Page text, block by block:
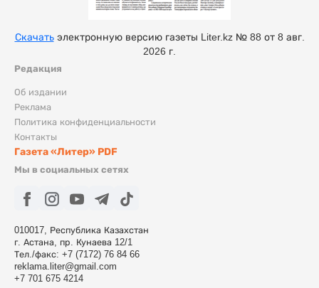
Редакция
Об издании
Реклама
Политика конфиденциальности
Контакты
Газета «Литер» PDF
Мы в социальных сетях
010017, Республика Казахстан
г. Астана, пр. Кунаева 12/1
Тел./факс: +7 (7172) 76 84 66
reklama.liter@gmail.com
+7 701 675 4214
Скачатьэлектронную версию газеты Liter.kz № 88 от 8 авг.
2026 г.